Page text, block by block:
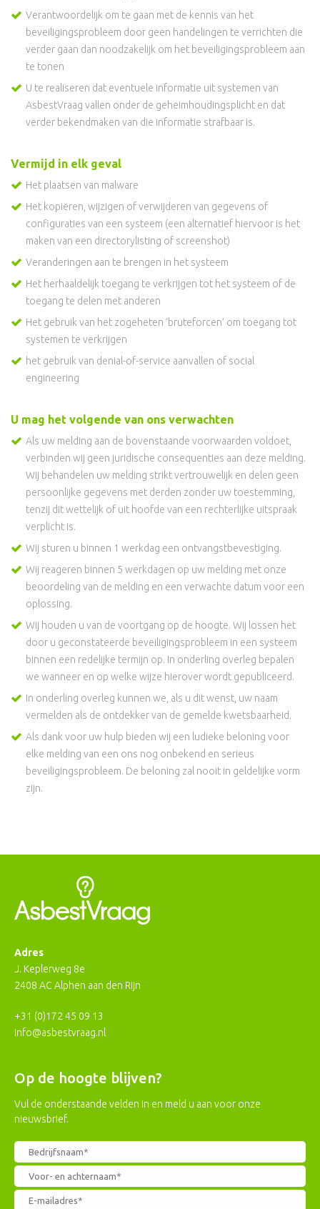
Verantwoordelijk om te gaan met de kennis van het
beveiligingsprobleem door geen handelingen te verrichten die
verder gaan dan noodzakelijk om het beveiligingsprobleem aan
te tonen
U te realiseren dat eventuele informatie uit systemen van
AsbestVraag vallen onder de geheimhoudingsplicht en dat
verder bekendmaken van die informatie strafbaar is.
Vermijd in elk geval
Het plaatsen van malware
Het kopiëren, wijzigen of verwijderen van gegevens of
configuraties van een systeem (een alternatief hiervoor is het
maken van een directorylisting of screenshot)
Veranderingen aan te brengen in het systeem
Het herhaaldelijk toegang te verkrijgen tot het systeem of de
toegang te delen met anderen
Het gebruik van het zogeheten ‘bruteforcen’ om toegang tot
systemen te verkrijgen
het gebruik van denial-of-service aanvallen of social
engineering
U mag het volgende van ons verwachten
Als uw melding aan de bovenstaande voorwaarden voldoet,
verbinden wij geen juridische consequenties aan deze melding.
Wij behandelen uw melding strikt vertrouwelijk en delen geen
persoonlijke gegevens met derden zonder uw toestemming,
tenzij dit wettelijk of uit hoofde van een rechterlijke uitspraak
verplicht is.
Wij sturen u binnen 1 werkdag een ontvangstbevestiging.
Wij reageren binnen 5 werkdagen op uw melding met onze
beoordeling van de melding en een verwachte datum voor een
oplossing.
Wij houden u van de voortgang op de hoogte. Wij lossen het
door u geconstateerde beveiligingsprobleem in een systeem
binnen een redelijke termijn op. In onderling overleg bepalen
we wanneer en op welke wijze hierover wordt gepubliceerd.
In onderling overleg kunnen we, als u dit wenst, uw naam
vermelden als de ontdekker van de gemelde kwetsbaarheid.
Als dank voor uw hulp bieden wij een ludieke beloning voor
elke melding van een ons nog onbekend en serieus
beveiligingsprobleem. De beloning zal nooit in geldelijke vorm
zijn.
Adres
J. Keplerweg 8e
2408 AC Alphen aan den Rijn
+31 (0)172 45 09 13
info@asbestvraag.nl
Op de hoogte blijven?
Vul de onderstaande velden in en meld u aan voor onze
nieuwsbrief.